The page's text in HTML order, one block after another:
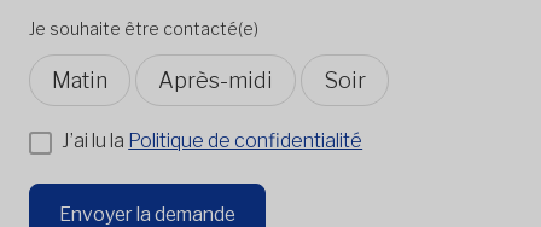
Je souhaite être contacté(e)
Matin Après-midi Soir
J’ai lu la Politique de confidentialité
Envoyer la demande